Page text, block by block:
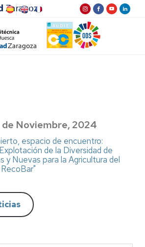
Noviembre, 2024
espacio de encuentro:
de la Diversidad de
y Nuevas para la Agricultura del